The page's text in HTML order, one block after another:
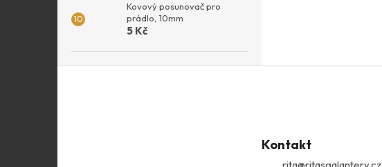
Kovový posunovač pro
prádlo, 10mm
5 Kč
Kontakt